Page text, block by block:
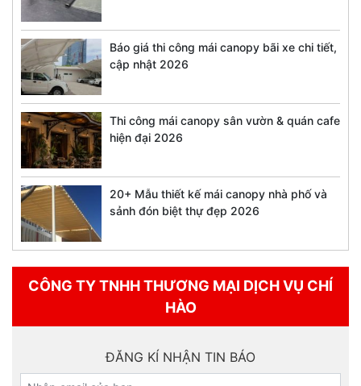
Báo giá thi công mái canopy bãi xe chi tiết,
cập nhật 2026
Thi công mái canopy sân vườn & quán cafe
hiện đại 2026
20+ Mẫu thiết kế mái canopy nhà phố và
sảnh đón biệt thự đẹp 2026
CÔNG TY TNHH THƯƠNG MẠI DỊCH VỤ CHÍ
HÀO
ĐĂNG KÍ NHẬN TIN BÁO